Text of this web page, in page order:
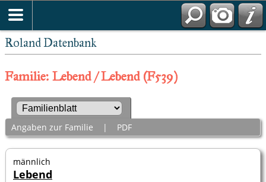
Roland Datenbank
Familie: Lebend / Lebend (F539)
Angaben zur Familie | PDF
männlich
Lebend